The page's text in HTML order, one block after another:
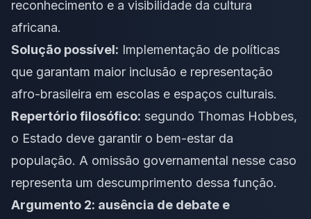
reconhecimento e a visibilidade da cultura
africana.
Solução possível: Implementação de políticas
que garantam maior inclusão e representação
afro-brasileira em escolas e espaços culturais.
Repertório filosófico: segundo Thomas Hobbes,
o Estado deve garantir o bem-estar da
população. A omissão governamental nesse caso
representa um descumprimento dessa função.
Argumento 2: ausência de debate e